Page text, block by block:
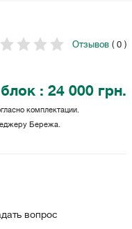
Отзывов ( 0 )
: 24 000 грн.
комплектации.
Бережа.
вопрос